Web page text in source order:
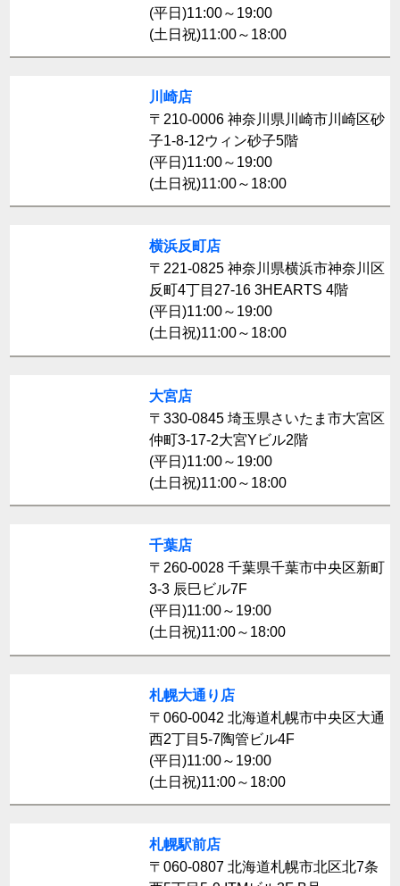
(平日)11:00～19:00
(土日祝)11:00～18:00
川崎店
〒210-0006 神奈川県川崎市川崎区砂
子1-8-12ウィン砂子5階
(平日)11:00～19:00
(土日祝)11:00～18:00
横浜反町店
〒221-0825 神奈川県横浜市神奈川区
反町4丁目27-16 3HEARTS 4階
(平日)11:00～19:00
(土日祝)11:00～18:00
大宮店
〒330-0845 埼玉県さいたま市大宮区
仲町3-17-2大宮Yビル2階
(平日)11:00～19:00
(土日祝)11:00～18:00
千葉店
〒260-0028 千葉県千葉市中央区新町
3-3 辰巳ビル7F
(平日)11:00～19:00
(土日祝)11:00～18:00
札幌大通り店
〒060-0042 北海道札幌市中央区大通
西2丁目5-7陶管ビル4F
(平日)11:00～19:00
(土日祝)11:00～18:00
札幌駅前店
〒060-0807 北海道札幌市北区北7条